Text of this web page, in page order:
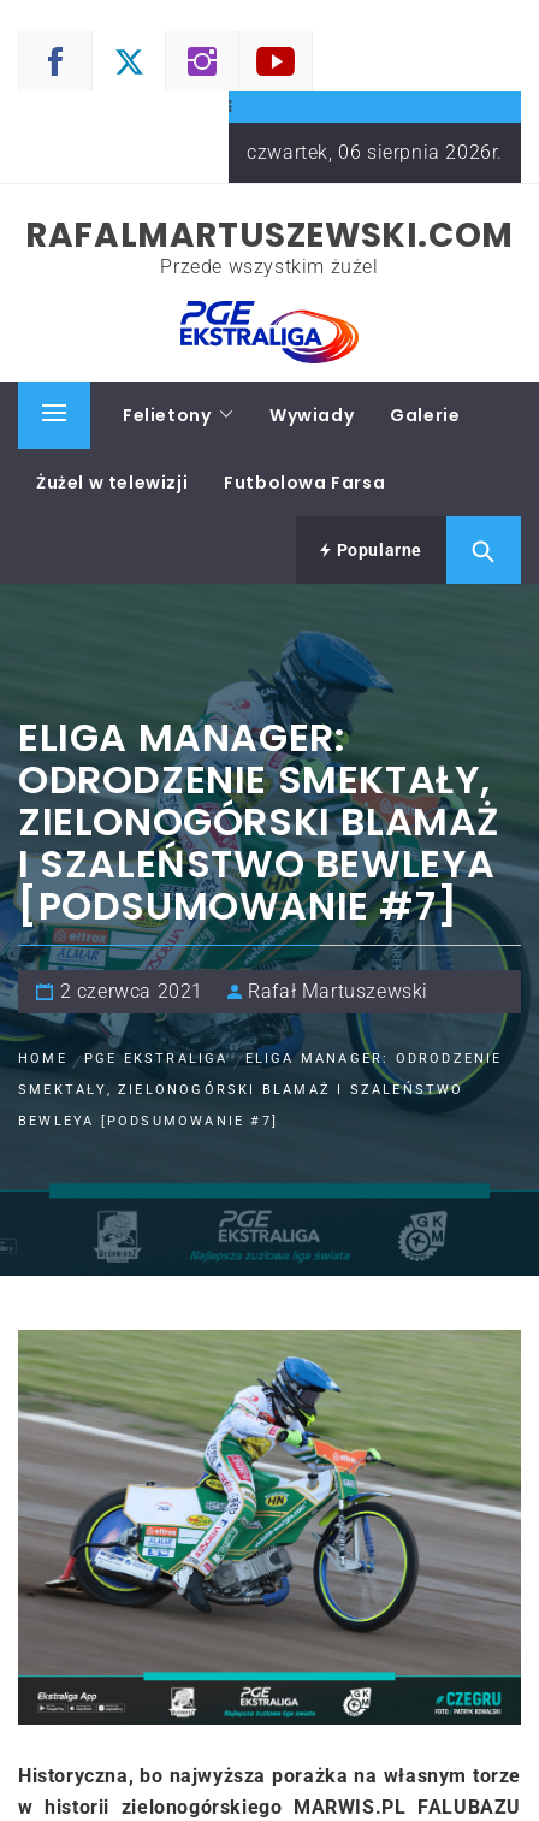
czwartek, 06 sierpnia 2026r.
RAFALMARTUSZEWSKI.COM
Przede wszystkim żużel
Primary
Start Felietony Wywiady Galerie
Żużel w telewizji Futbolowa Farsa
Popularne
ELIGA MANAGER:
ODRODZENIE SMEKTAŁY,
ZIELONOGÓRSKI BLAMAŻ
I SZALEŃSTWO BEWLEYA
[PODSUMOWANIE #7]
2 czerwca 2021 Rafał Martuszewski
HOME PGE EKSTRALIGA
ELIGA MANAGER: ODRODZENIE
SMEKTAŁY, ZIELONOGÓRSKI BLAMAŻ I SZALEŃSTWO
BEWLEYA [PODSUMOWANIE #7]
Historyczna, bo najwyższa porażka na własnym torze
w historii zielonogórskiego MARWIS.PL FALUBAZU